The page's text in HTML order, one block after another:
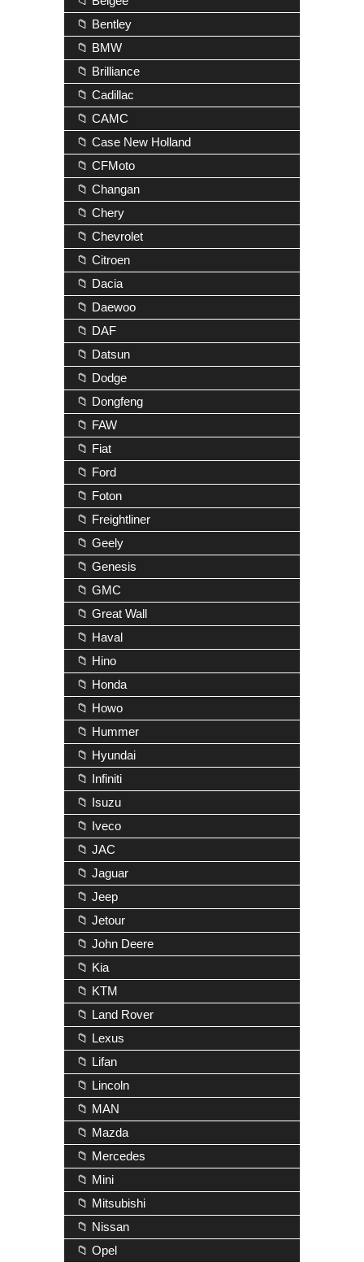
📁 Bentley
📁 BMW
📁 Brilliance
📁 Cadillac
📁 CAMC
📁 Case New Holland
📁 CFMoto
📁 Changan
📁 Chery
📁 Chevrolet
📁 Citroen
📁 Dacia
📁 Daewoo
📁 DAF
📁 Datsun
📁 Dodge
📁 Dongfeng
📁 FAW
📁 Fiat
📁 Ford
📁 Foton
📁 Freightliner
📁 Geely
📁 Genesis
📁 GMC
📁 Great Wall
📁 Haval
📁 Hino
📁 Honda
📁 Howo
📁 Hummer
📁 Hyundai
📁 Infiniti
📁 Isuzu
📁 Iveco
📁 JAC
📁 Jaguar
📁 Jeep
📁 Jetour
📁 John Deere
📁 Kia
📁 KTM
📁 Land Rover
📁 Lexus
📁 Lifan
📁 Lincoln
📁 MAN
📁 Mazda
📁 Mercedes
📁 Mini
📁 Mitsubishi
📁 Nissan
📁 Opel